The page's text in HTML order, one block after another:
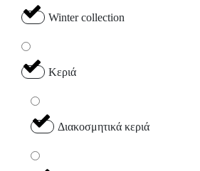
Winter collection
Κεριά
Διακοσμητικά κεριά